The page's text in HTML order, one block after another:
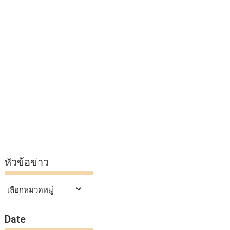
หัวข้อข่าว
หัวข้อ
Date